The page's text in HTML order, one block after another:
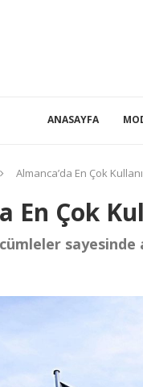
ANASAYFA
Almanca’da En Çok
En Çok
sayesinde